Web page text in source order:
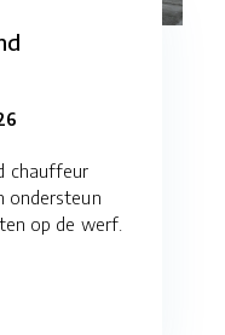
chauffeur
ondersteun
op de werf.